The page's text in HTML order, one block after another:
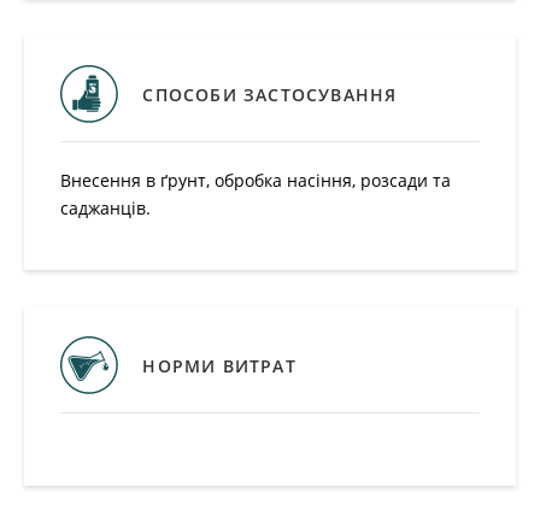
СПОСОБИ ЗАСТОСУВАННЯ
Внесення в ґрунт, обробка насіння, розсади та
саджанців.
НОРМИ ВИТРАТ